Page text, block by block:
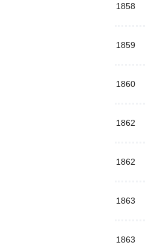
1858
1859
1860
1862
1862
1863
1863